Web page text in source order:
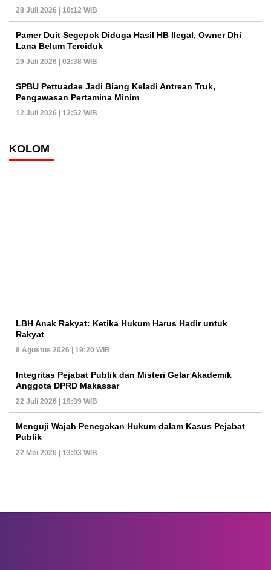
28 Juli 2026 | 10:12 WIB
Pamer Duit Segepok Diduga Hasil HB Ilegal, Owner Dhi
Lana Belum Terciduk
19 Juli 2026 | 02:38 WIB
SPBU Pettuadae Jadi Biang Keladi Antrean Truk,
Pengawasan Pertamina Minim
12 Juli 2026 | 12:52 WIB
KOLOM
LBH Anak Rakyat: Ketika Hukum Harus Hadir untuk
Rakyat
8 Agustus 2026 | 19:20 WIB
Integritas Pejabat Publik dan Misteri Gelar Akademik
Anggota DPRD Makassar
22 Juli 2026 | 19:39 WIB
Menguji Wajah Penegakan Hukum dalam Kasus Pejabat
Publik
22 Mei 2026 | 13:03 WIB